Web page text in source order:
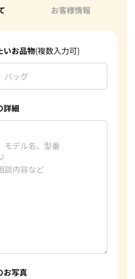
お客様情報
いお品物(複数入力可)
詳細
お写真